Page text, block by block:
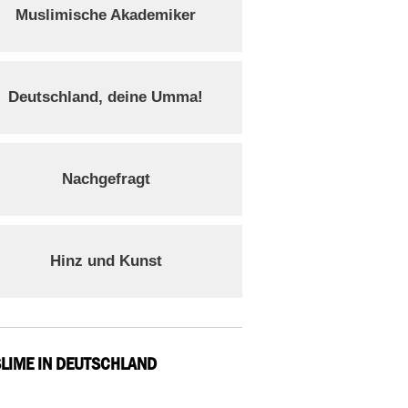
Muslimische Akademiker
Deutschland, deine Umma!
Nachgefragt
Hinz und Kunst
IN DEUTSCHLAND